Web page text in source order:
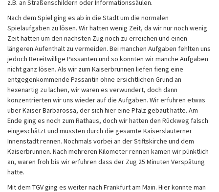
z.B. an Straßenschildern oder Informationssäulen.
Nach dem Spiel ging es ab in die Stadt um die normalen
Spielaufgaben zu lösen. Wir hatten wenig Zeit, da wir nur noch wenig
Zeit hatten um den nächsten Zug noch zu erreichen und einen
längeren Aufenthalt zu vermeiden. Bei manchen Aufgaben fehlten uns
jedoch Bereitwillige Passanten und so konnten wir manche Aufgaben
nicht ganz lösen. Als wir zum Kaiserbrunnen liefen fieng eine
entgegenkommende Passantin ohne ersichtlichen Grund an
hexenartig zu lachen, wir waren es verwundert, doch dann
konzentrierten wir uns wieder auf die Aufgaben. Wir erfuhren etwas
über Kaiser Barbarossa, der sich hier eine Pfalz gebaut hatte. Am
Ende ging es noch zum Rathaus, doch wir hatten den Rückweg falsch
eingeschätzt und mussten durch die gesamte Kaiserslauterner
Innenstadt rennen. Nochmals vorbei an der Stiftskirche und dem
Kaiserbrunnen. Nach mehreren Kilometer rennen kamen wir pünktlich
an, waren froh bis wir erfuhren dass der Zug 25 Minuten Verspätung
hatte.
Mit dem TGV ging es weiter nach Frankfurt am Main. Hier konnte man